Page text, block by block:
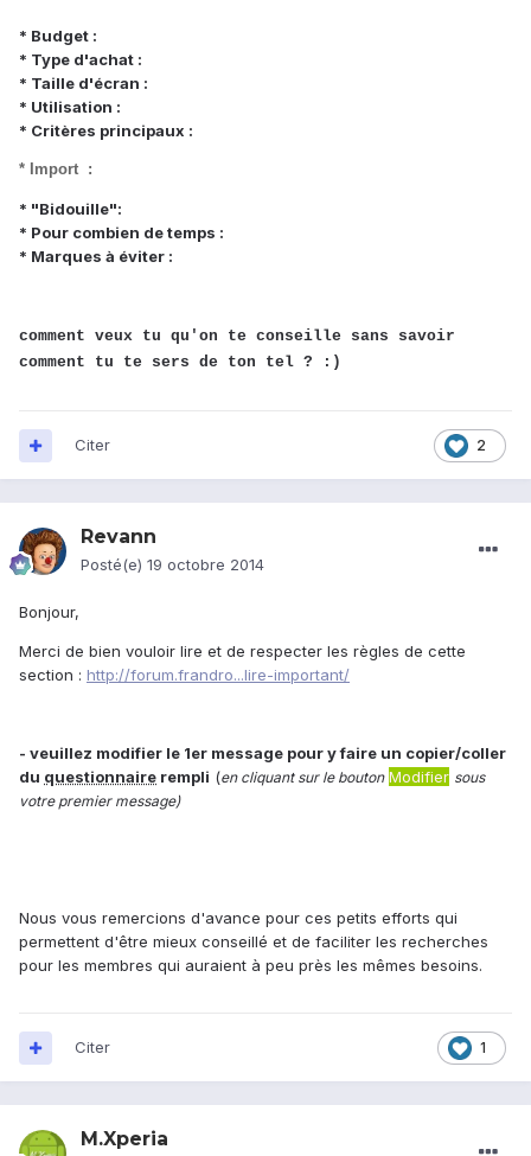
* Budget :
* Type d'achat :
* Taille d'écran :
* Utilisation :
* Critères principaux :
* Import :
* "Bidouille":
* Pour combien de temps :
* Marques à éviter :
comment veux tu qu'on te conseille sans savoir
comment tu te sers de ton tel ? :)
2
Citer
Revann
Posté(e) 19 octobre 2014
Bonjour,
Merci de bien vouloir lire et de respecter les règles de cette
section : http://forum.frandro...lire-important/
- veuillez modifier le 1er message pour y faire un copier/coller
du questionnaire rempli (en cliquant sur le bouton Modifier sous
votre premier message)
Nous vous remercions d'avance pour ces petits efforts qui
permettent d'être mieux conseillé et de faciliter les recherches
pour les membres qui auraient à peu près les mêmes besoins.
1
Citer
M.Xperia